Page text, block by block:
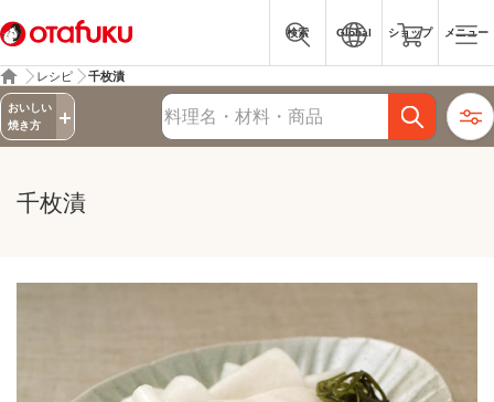
検索 Global ショップ メニュー
レシピ 千枚漬
おいしい
焼き方
レシピ検索
千枚漬